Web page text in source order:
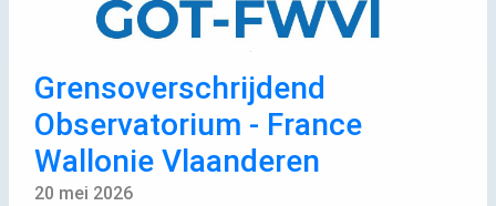
Grensoverschrijdend
Observatorium - France
Wallonie Vlaanderen
20 mei 2026